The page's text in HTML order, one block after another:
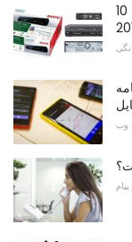
10 بهترین دی وی دی ضبط / VHS VCR برای خرید
وب